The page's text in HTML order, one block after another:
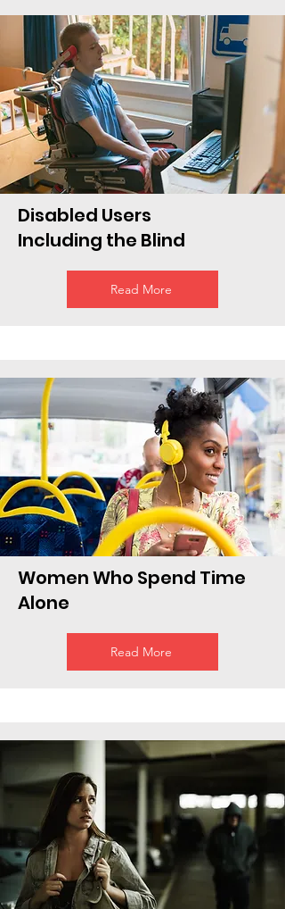
Disabled Users
Including the Blind
Read More
Women Who Spend Time
Alone
Read More